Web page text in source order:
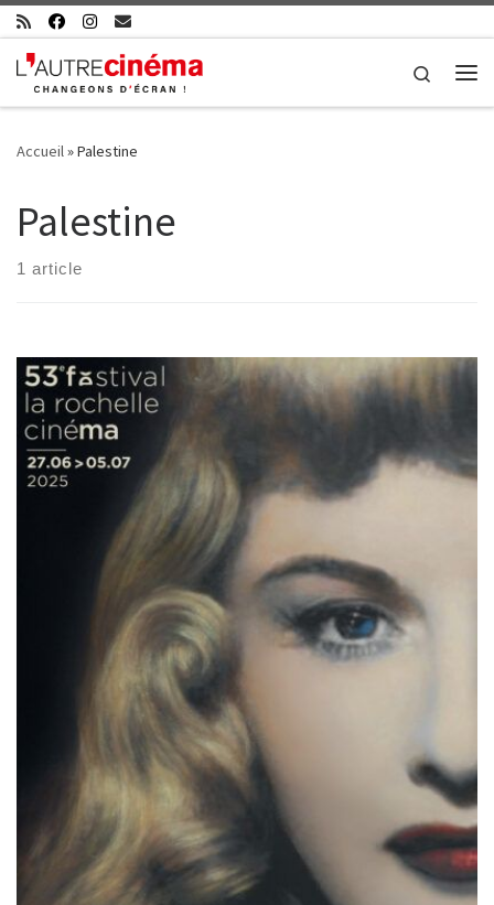
Skip to content
Search
Accueil»Palestine
Palestine
1 article